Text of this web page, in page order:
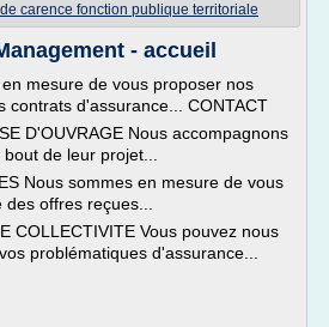
carence fonction publique territoriale
- accueil
mesure de vous proposer nos
contrats d'assurance... CONTACT
D'OUVRAGE Nous accompagnons
de leur projet...
Nous sommes en mesure de vous
offres reçues...
COLLECTIVITE Vous pouvez nous
problématiques d'assurance...